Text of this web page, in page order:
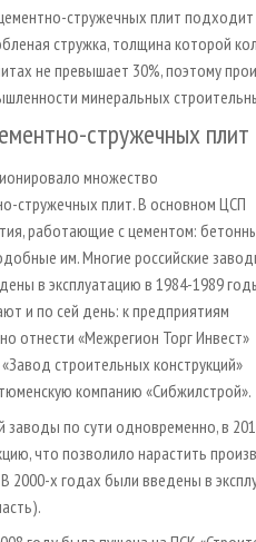
стружечных плит
стружка, толщина которой
не превышает 30%, поэтому
минеральных
стружечных плит
множество
стружечных плит. В основном ЦСП
работающие с цементом:
им. Многие российские
в эксплуатацию в 1984-1989
и по сей день: к предприятиям
отнести «Межрегион Торг Инвест»
строительных конструкций»
компанию «Сибжилстрой».
заводы по сути одновременно, в
что позволило нарастить
2000-х годах были введены в